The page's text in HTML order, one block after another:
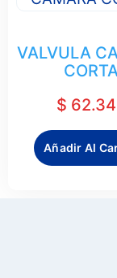
VALVULA
$
Añadir Al